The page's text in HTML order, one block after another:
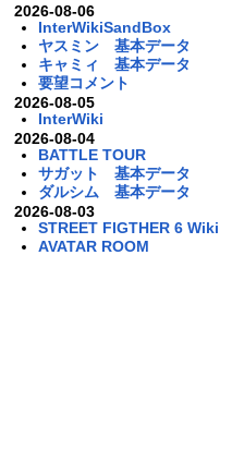
2026-08-06
InterWikiSandBox
ヤスミン 基本データ
キャミィ 基本データ
要望コメント
2026-08-05
InterWiki
2026-08-04
BATTLE TOUR
サガット 基本データ
ダルシム 基本データ
2026-08-03
STREET FIGTHER 6 Wiki
AVATAR ROOM